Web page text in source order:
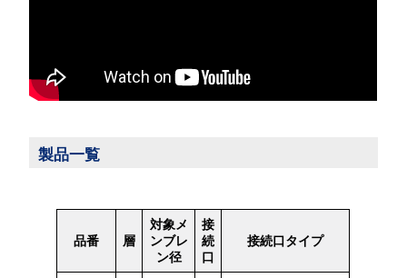
製品一覧
品番 層
対象メ
ンブレ
ン径
接
続
口
接続口タイプ